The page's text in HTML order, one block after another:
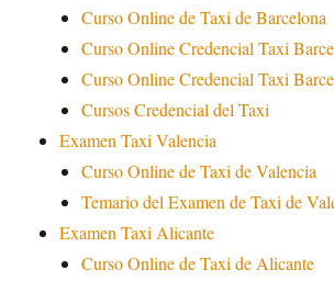
Curso Online de Taxi de Barcelona
Curso Online Credencial Taxi
Curso Online Credencial Taxi
Cursos Credencial del Taxi
Examen Taxi Valencia
Curso Online de Taxi de Valencia
Temario del Examen de Taxi de
Examen Taxi Alicante
Curso Online de Taxi de Alicante